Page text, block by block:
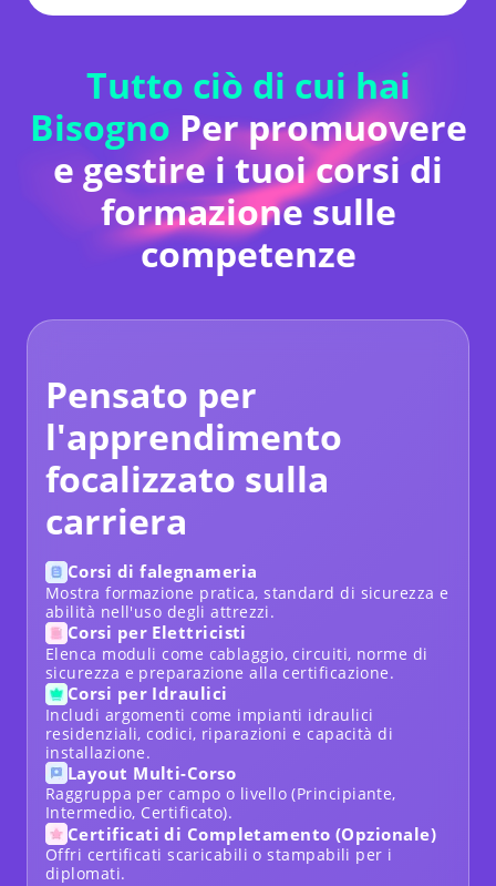
Tutto ciò di cui hai
Bisogno Per promuovere
e gestire i tuoi corsi di
formazione sulle
competenze
Pensato per
l'apprendimento
focalizzato sulla
carriera
Corsi di falegnameria
Mostra formazione pratica, standard di sicurezza e
abilità nell'uso degli attrezzi.
Corsi per Elettricisti
Elenca moduli come cablaggio, circuiti, norme di
sicurezza e preparazione alla certificazione.
Corsi per Idraulici
Includi argomenti come impianti idraulici
residenziali, codici, riparazioni e capacità di
installazione.
Layout Multi-Corso
Raggruppa per campo o livello (Principiante,
Intermedio, Certificato).
Certificati di Completamento (Opzionale)
Offri certificati scaricabili o stampabili per i
diplomati.